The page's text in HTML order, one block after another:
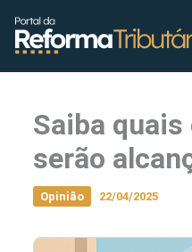
conteúdo
Saiba
serão
Opinião 22/04/2025